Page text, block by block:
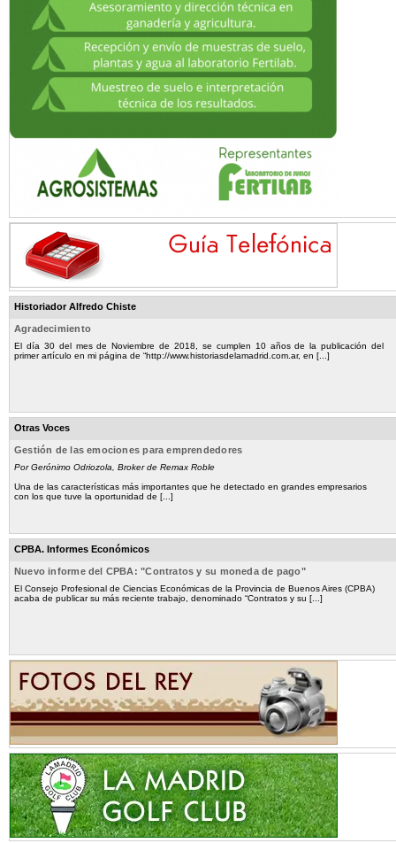
Historiador Alfredo Chiste
Agradecimiento
El día 30 del mes de Noviembre de 2018, se cumplen 10 años de la publicación del
primer artículo en mi página de “http://www.historiasdelamadrid.com.ar, en [...]
Otras Voces
Gestión de las emociones para emprendedores
Por Gerónimo Odriozola, Broker de Remax Roble
Una de las características más importantes que he detectado en grandes empresarios
con los que tuve la oportunidad de [...]
CPBA. Informes Económicos
Nuevo informe del CPBA: "Contratos y su moneda de pago"
El Consejo Profesional de Ciencias Económicas de la Provincia de Buenos Aires (CPBA)
acaba de publicar su más reciente trabajo, denominado “Contratos y su [...]